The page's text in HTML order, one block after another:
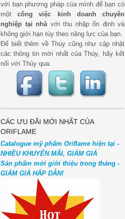
với bạn phương pháp của mình để bạn có
mộtcông việc kinh doanh chuyên
nghiệp tại nhàvới thu nhập ổn định và
không giới hạn tùy theo năng lực của bạn.
Để biết thêm về Thúy cũng như cập nhật
các thông tin mới nhất của Thúy, hãy kết
nối với Thúy qua:
CÁC ƯU ĐÃI MỚI NHẤT CỦA
ORIFLAME
Catalogue mỹ phẩm Oriflame hiện tại -
NHIỀU KHUYẾN MÃI, GIẢM GIÁ
Sản phẩm mới giới thiệu trong tháng -
GIẢM GIÁ HẤP DẪN!